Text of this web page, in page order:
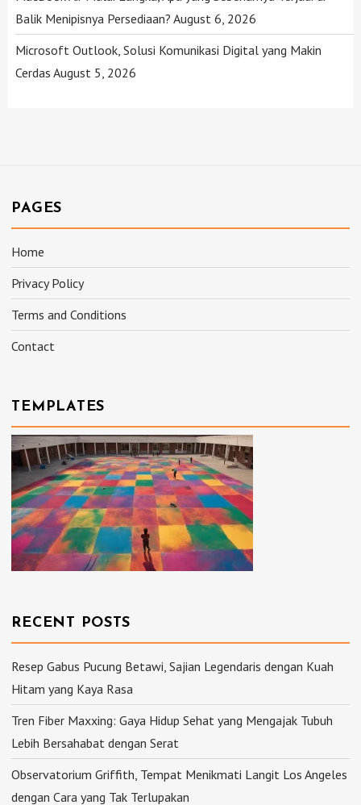
Balik Menipisnya Persediaan? August 6, 2026
Microsoft Outlook, Solusi Komunikasi Digital yang Makin
Cerdas August 5, 2026
PAGES
Home
Privacy Policy
Terms and Conditions
Contact
TEMPLATES
RECENT POSTS
Resep Gabus Pucung Betawi, Sajian Legendaris dengan Kuah
Hitam yang Kaya Rasa
Tren Fiber Maxxing: Gaya Hidup Sehat yang Mengajak Tubuh
Lebih Bersahabat dengan Serat
Observatorium Griffith, Tempat Menikmati Langit Los Angeles
dengan Cara yang Tak Terlupakan